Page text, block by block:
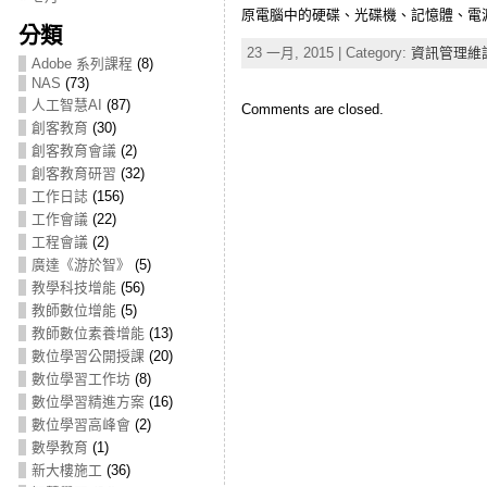
分類
Adobe 系列課程 (8)
NAS (73)
人工智慧AI (87)
創客教育 (30)
創客教育會議 (2)
創客教育研習 (32)
工作日誌 (156)
工作會議 (22)
工程會議 (2)
廣達《游於智》
(5)
教學科技增能(56)
教師數位增能(5)
教師數位素養增能(13)
數位學習公開授課 (20)
數位學習工作坊(8)
數位學習精進方案 (16)
數位學習高峰會 (2)
數學教育 (1)
新大樓施工 (36)
原電腦中的硬碟、光碟機、記憶體、電
23 一月, 2015 | Category: 資訊管理維
Comments are closed.